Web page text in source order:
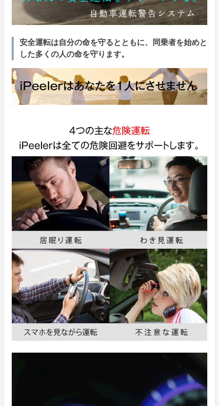
安全運転は自分の命を守るとともに、同乗者を始めと
した多くの人の命を守ります。